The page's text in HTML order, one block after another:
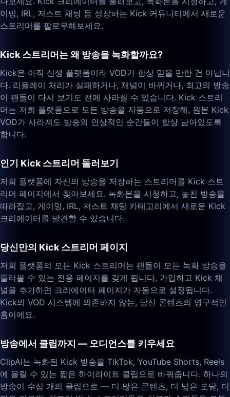
이밍, IRL, 저스트 채팅 등 성장하는 Kick 커뮤니티에서 새로운
스트리머를 팔로우해보세요.
Kick 스트리머는 왜 방송을 녹화할까요?
Kick은 아직 신생 플랫폼이라 VOD가 항상 믿을 만한 건 아닙니
다. 리플레이 처리가 실패하거나, 채널이 바뀌거나, 최고의 방송
이 팬들이 다시 보기도 전에 사라질 수 있습니다. Kick 스트리
머는 저희 플랫폼으로 모든 방송을 자동으로 저장해, 원본 Kick
VOD가 사라져도 방송의 인상적인 순간들이 항상 남아있도록
합니다.
인기 Kick 스트리머 둘러보기
저희 플랫폼에 자신의 방송을 저장하는 스트리머를 Kick 스트
리머 페이지에서 찾아보세요. 녹화본을 시청하고, 놓친 방송을
따라잡고, 게이밍, IRL, 저스트 채팅 카테고리에서 새로운 Kick
크리에이터를 발견할 수 있습니다.
당신만의 Kick 스트리머 페이지
저희 플랫폼의 모든 Kick 스트리머는 팬들이 모든 녹화 방송을
둘러볼 수 있는 전용 페이지를 갖게 됩니다. 가입하고 Kick 채
널을 추가하면 크리에이터 페이지가 자동으로 설정됩니다.
Kick의 VOD 시스템에 의존하지 않는, 당신 콘텐츠의 영구적인
홈이에요.
방송에서 클립까지 — 오디언스를 키우세요
ClipAI는 녹화된 Kick 방송을 TikTok, YouTube Shorts, Reels
에 올릴 수 있는 짧은 하이라이트 클립으로 바꿔줍니다. 하나의
방송이 수십 개의 클립으로 — 더 많은 콘텐츠, 더 넓은 도달, 더